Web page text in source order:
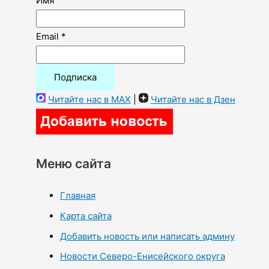
Email *
Читайте нас в MAX Читайте нас в Дзен
Меню сайта
Главная
Карта сайта
Добавить новость или написать админу
Новости Северо-Енисейского округа